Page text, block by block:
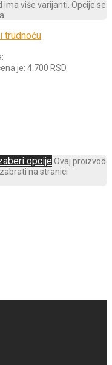
ima više varijanti. Opcije se
trudnoću
je: 4.700 RSD.
opcije Ovaj proizvod
na stranici